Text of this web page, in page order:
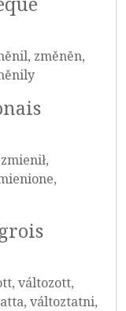
změněn,
változott,
változtatni,